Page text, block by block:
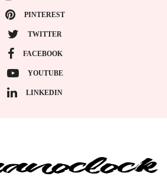
PINTEREST
TWITTER
FACEBOOK
YOUTUBE
LINKEDIN